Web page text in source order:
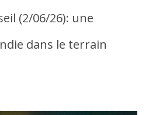
(2/06/26): une
dans le terrain